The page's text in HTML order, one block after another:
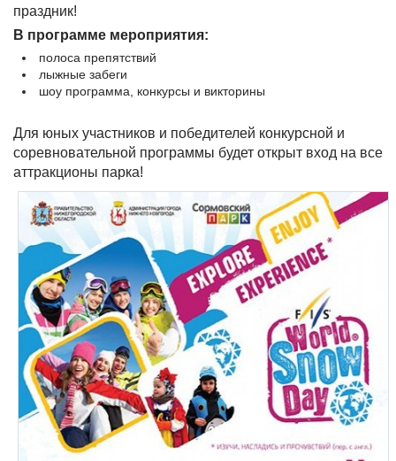
праздник!
В программе мероприятия:
полоса препятствий
лыжные забеги
шоу программа, конкурсы и викторины
Для юных участников и победителей конкурсной и
соревновательной программы будет открыт вход на все
аттракционы парка!